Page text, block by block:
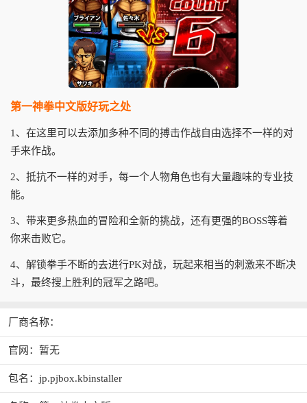
第一神拳中文版好玩之处
1、在这里可以去添加多种不同的搏击作战自由选择不一样的对
手来作战。
2、抵抗不一样的对手，每一个人物角色也有大量趣味的专业技
能。
3、带来更多热血的冒险和全新的挑战，还有更强的BOSS等着
你来击败它。
4、解锁拳手不断的去进行PK对战，玩起来相当的刺激来不断决
斗，最终搜上胜利的冠军之路吧。
厂商名称：
官网：暂无
包名：jp.pjbox.kbinstaller